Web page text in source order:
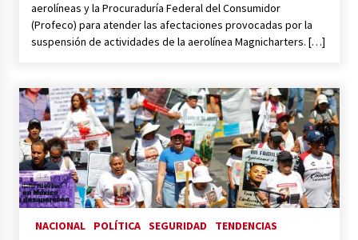
3 semanas atrás
CNTE anuncia paso gratuito en peajes de CDMX
Laura Itzel Castillo será la nueva secretaria de
las Mujeres, anuncia Sheinbaum
2 meses atrás
Sheinbaum descarta reunión entre CNTE y
Segob: «ya dimos nuestras propuestas»
2 meses atrás
aerolíneas y la Procuraduría Federal del Consumidor
(Profeco) para atender las afectaciones provocadas por la
suspensión de actividades de la aerolínea Magnicharters. […]
NACIONAL POLÍTICA SEGURIDAD TENDENCIAS